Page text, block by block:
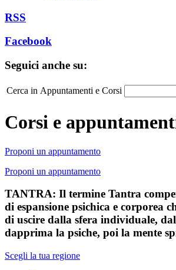
RSS
Facebook
Seguici anche su:
Cerca in Appuntamenti e Corsi
Corsi e
Proponi un appuntamento
Proponi un appuntamento
TANTRA: Il termine Tantra
di espansione psichica e corporea
di uscire dalla sfera individuale,
dapprima la psiche, poi la mente
Scegli la tua regione